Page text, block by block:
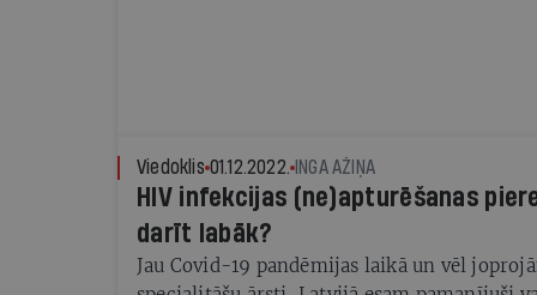
Viedoklis 01.12.2022. INGA AŽIŅA
HIV infekcijas (ne)apturēšanas
darīt labāk?
Jau Covid-19 pandēmijas laikā un vēl